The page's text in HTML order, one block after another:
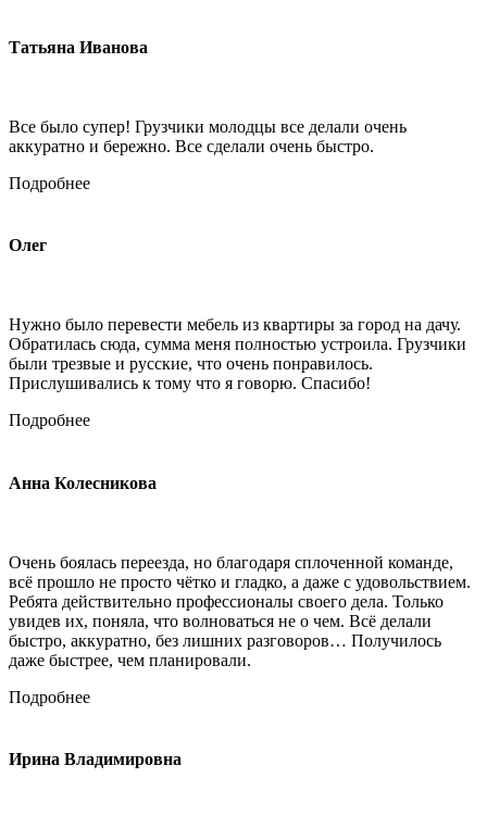
Татьяна Иванова
Все было супер! Грузчики молодцы все делали очень
аккуратно и бережно. Все сделали очень быстро.
Подробнее
Олег
Нужно было перевести мебель из квартиры за город на дачу.
Обратилась сюда, сумма меня полностью устроила. Грузчики
были трезвые и русские, что очень понравилось.
Прислушивались к тому что я говорю. Спасибо!
Подробнее
Анна Колесникова
Очень боялась переезда, но благодаря сплоченной команде,
всё прошло не просто чётко и гладко, а даже с удовольствием.
Ребята действительно профессионалы своего дела. Только
увидев их, поняла, что волноваться не о чем. Всё делали
быстро, аккуратно, без лишних разговоров… Получилось
даже быстрее, чем планировали.
Подробнее
Ирина Владимировна